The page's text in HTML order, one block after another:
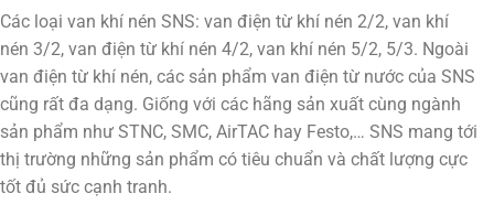
Các loại van khí nén SNS: van điện từ khí nén 2/2, van khí
nén 3/2, van điện từ khí nén 4/2, van khí nén 5/2, 5/3. Ngoài
van điện từ khí nén, các sản phẩm van điện từ nước của SNS
cũng rất đa dạng. Giống với các hãng sản xuất cùng ngành
sản phẩm như STNC, SMC, AirTAC hay Festo,… SNS mang tới
thị trường những sản phẩm có tiêu chuẩn và chất lượng cực
tốt đủ sức cạnh tranh.